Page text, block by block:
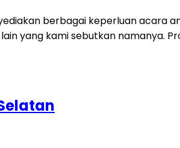
berbagai keperluan acara
yang kami sebutkan namanya.